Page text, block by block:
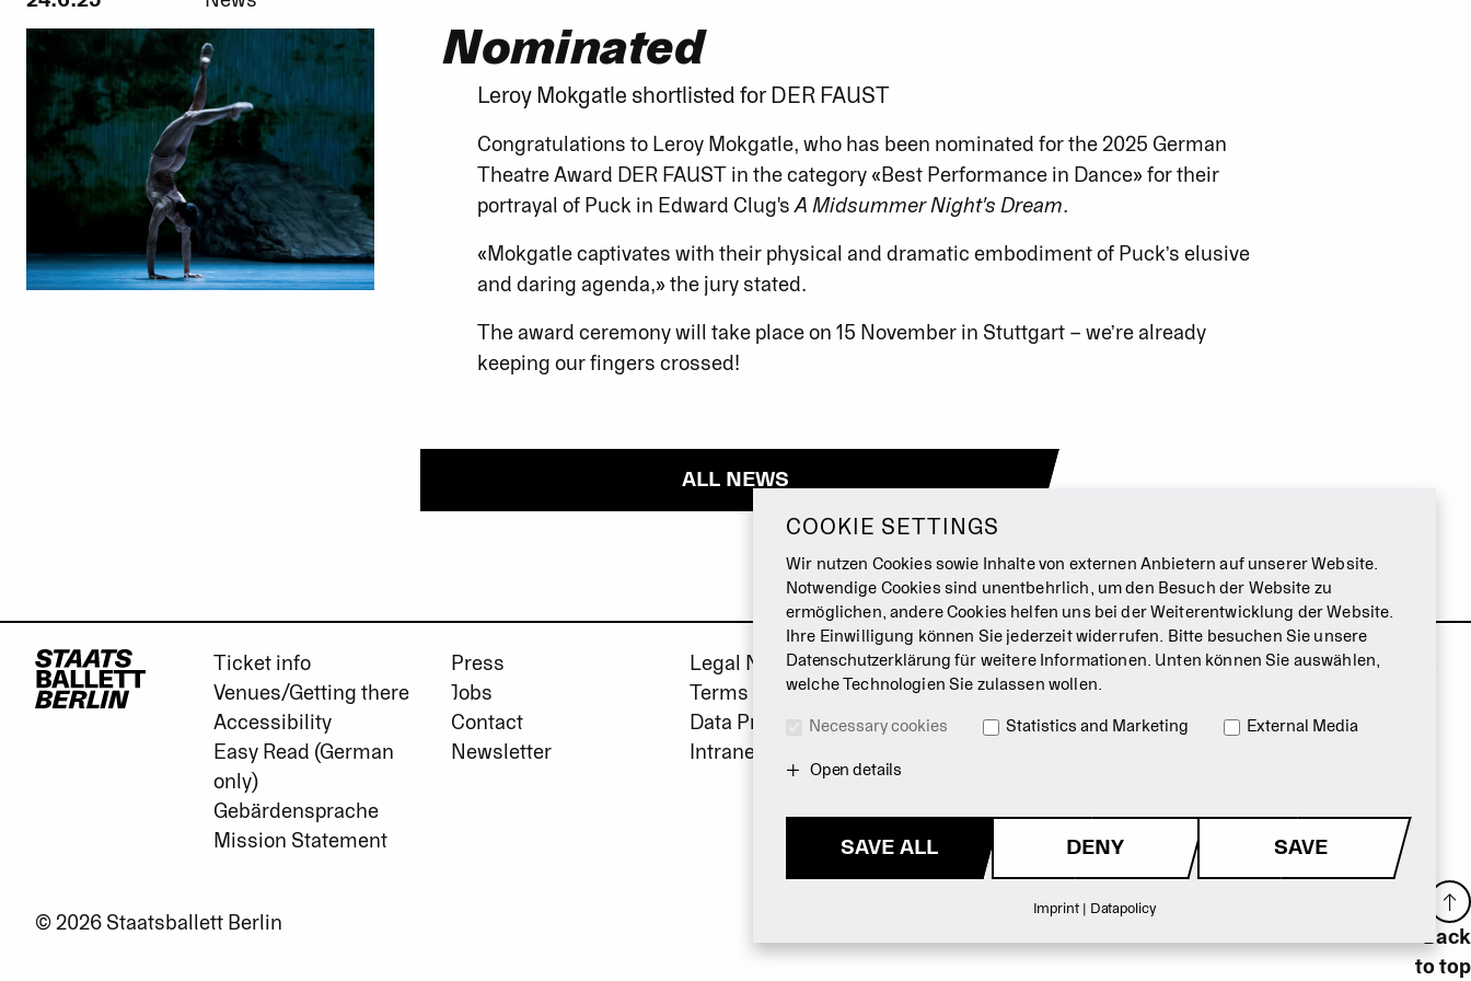
Nominated
Leroy Mokgatle shortlisted for DER FAUST
Congratulations to Leroy Mokgatle, who has been nominated for the 2025 German
Theatre Award DER FAUST in the category «Best Performance in Dance» for their
portrayal of Puck in Edward Clug'sA Midsummer Night's Dream.
«Mokgatle captivates with their physical and dramatic embodiment of Puck’s elusive
and daring agenda,» the jury stated.
The award ceremony will take place on 15 November in Stuttgart – we’re already
keeping our fingers crossed!
ALL NEWS
Back
to top
Ticket info
Venues/Getting there
Accessibility
Easy Read (German
only)
Gebärdensprache
Mission Statement
Press
Jobs
Contact
Newsletter
Legal Notice
Terms & Conditions
Data Privacy Policy
Intranet
© 2026 Staatsballett Berlin
COOKIE SETTINGS
Wir nutzen Cookies sowie Inhalte von externen Anbietern auf unserer Website.
Notwendige Cookies sind unentbehrlich, um den Besuch der Website zu
ermöglichen, andere Cookies helfen uns bei der Weiterentwicklung der Website.
Ihre Einwilligung können Sie jederzeit widerrufen. Bitte besuchen Sie unsere
Datenschutzerklärung für weitere Informationen. Unten können Sie auswählen,
welche Technologien Sie zulassen wollen.
Necessary cookies
Statistics and Marketing External Media
Open details
SAVE ALL DENY SAVE
Imprint| Datapolicy